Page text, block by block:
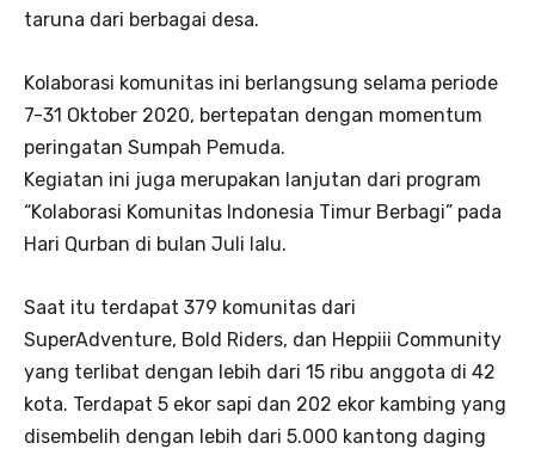
taruna dari berbagai desa.
Kolaborasi komunitas ini berlangsung selama periode
7-31 Oktober 2020, bertepatan dengan momentum
peringatan Sumpah Pemuda.
Kegiatan ini juga merupakan lanjutan dari program
“Kolaborasi Komunitas Indonesia Timur Berbagi” pada
Hari Qurban di bulan Juli lalu.
Saat itu terdapat 379 komunitas dari
SuperAdventure, Bold Riders, dan Heppiii Community
yang terlibat dengan lebih dari 15 ribu anggota di 42
kota. Terdapat 5 ekor sapi dan 202 ekor kambing yang
disembelih dengan lebih dari 5.000 kantong daging